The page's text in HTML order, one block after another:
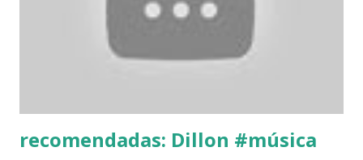
textos literários - ou vice-versa . Ela consegue isso através
científicos que receberam uma atenção muito difundida
recomendadas: Dillon #música